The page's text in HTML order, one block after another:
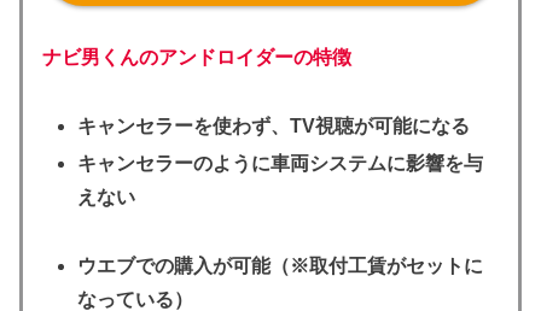
ナビ男くんのアンドロイダーの特徴
キャンセラーを使わず、TV視聴が可能になる
キャンセラーのように車両システムに影響を与
えない
ウエブでの購入が可能（※取付工賃がセットに
なっている）